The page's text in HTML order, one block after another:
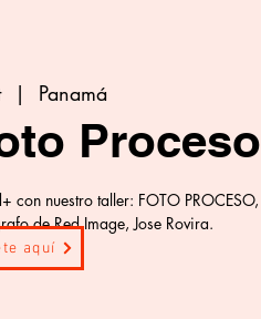
  |
Panamá
Proceso
con nuestro taller: FOTO PROCESO,
de Red Image, Jose Rovira.
aquí